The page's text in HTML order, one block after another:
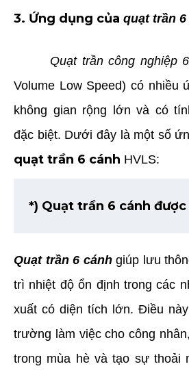
3. Ứng dụng của quạt trần
Quạt trần công nghiệp
Volume Low Speed) có nhiều
không gian rộng lớn và có
đặc biệt. Dưới đây là một số
quạt trần 6 cánh HVLS:
*) Quạt trần 6 cánh
Quạt trần 6 cánh giúp lưu
trì nhiệt độ ổn định trong các
xuất có diện tích lớn. Điều
trường làm việc cho công
trong mùa hè và tạo sự thoải